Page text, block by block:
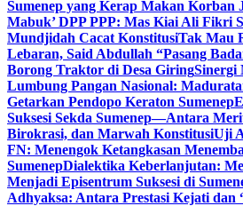
Sumenep yang Kerap Makan Korban
Mabuk’ DPP PPP: Mas Kiai Ali Fikri
Mundjidah Cacat KonstitusiTak Mau
Lebaran, Said Abdullah “Pasang
Borong Traktor di Desa GiringSinergi
Lumbung Pangan Nasional:
Getarkan Pendopo Keraton Sumenep
Suksesi Sekda Sumenep—Antara
Birokrasi, dan Marwah KonstitusiUji
FN: Menengok Ketangkasan
SumenepDialektika Keberlanjutan:
Menjadi Episentrum Suksesi di
Adhyaksa: Antara Prestasi Kejati dan